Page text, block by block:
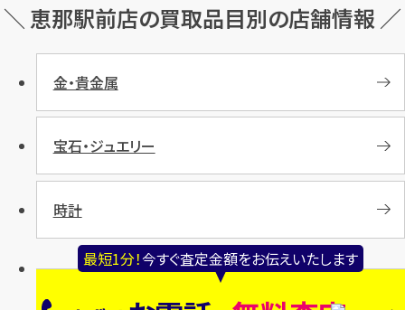
最短1分！今すぐ査定金額をお伝えいたします
＼ 恵那駅前店の買取品目別の店舗情報 ／
金・貴金属
宝石・ジュエリー
時計